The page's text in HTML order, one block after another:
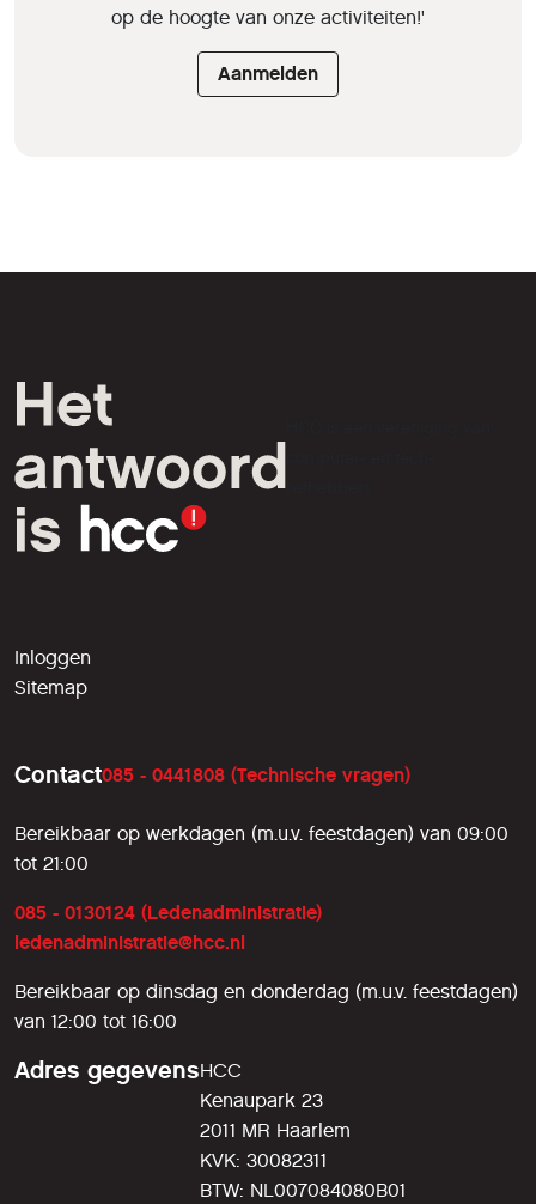
op de hoogte van onze activiteiten!'
Aanmelden
liefhebbers.
Inloggen
Sitemap
Contact085 - 0441808 (Technische vragen)
Bereikbaar op werkdagen (m.u.v. feestdagen) van 09:00
tot 21:00
085 - 0130124 (Ledenadministratie)
ledenadministratie@hcc.nl
Bereikbaar op dinsdag en donderdag (m.u.v. feestdagen)
van 12:00 tot 16:00
Adres gegevensHCC
Kenaupark 23
2011 MR Haarlem
KVK: 30082311
BTW: NL007084080B01